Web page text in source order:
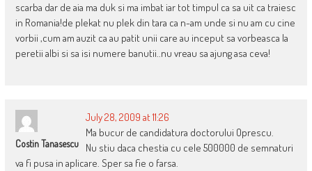
scarba dar de aia ma duk si ma imbat iar tot timpul ca sa uit ca traiesc
in Romania!de plekat nu plek din tara ca n-am unde si nu am cu cine
vorbii ,cum am auzit ca au patit unii care au inceput sa vorbeasca la
peretii albi si sa isi numere banutii..nu vreau sa ajung asa ceva!
Costin Tanasescu
July 28, 2009 at 11:26
Ma bucur de candidatura doctorului Oprescu.
Nu stiu daca chestia cu cele 500000 de semnaturi
va fi pusa in aplicare. Sper sa fie o farsa.